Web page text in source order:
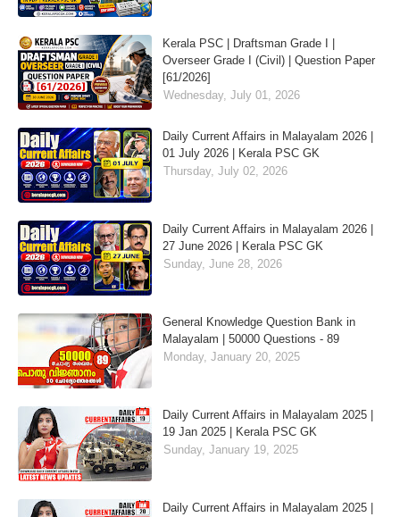
Kerala PSC | Draftsman Grade I |
Overseer Grade I (Civil) | Question Paper
[61/2026]
Wednesday, July 01, 2026
Daily Current Affairs in Malayalam 2026 |
01 July 2026 | Kerala PSC GK
Thursday, July 02, 2026
Daily Current Affairs in Malayalam 2026 |
27 June 2026 | Kerala PSC GK
Sunday, June 28, 2026
General Knowledge Question Bank in
Malayalam | 50000 Questions - 89
Monday, January 20, 2025
Daily Current Affairs in Malayalam 2025 |
19 Jan 2025 | Kerala PSC GK
Sunday, January 19, 2025
Daily Current Affairs in Malayalam 2025 |